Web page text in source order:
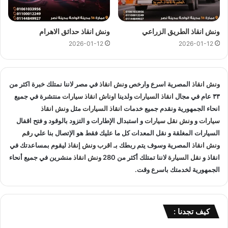
مميزاتونش انقاذ سيارات المصرية :
ونش انقاذ المصرية هو ارخص ونش انقاذ في القاهرة الجديدة
اسرع ونش انقاذ في القاهرة الجديدةواقرب ونش انقاذ في القاهرة
في مجال انقاذ السيارات و متخصصون فيانقاذ السياراتو لدينا
اسطولسيارات انقاذمنتشرة في القاهرة الجديدة و المناطق
المجاوره واوناش انقاذفي جميع انحاء الجمهورية لإنقاذ ونقل
السياراتالمعطلة و سيارات الحوادث.
انقاذ السيارات:
اذا تعطلت سيارتك او تعرضت لحادث سير يمكنك الاتصال بـ ونش
انقاذ المصرية لانقاذ سيارتك ونقلك في الحال فنحن حريصين علي
جر السياراتاونقل السيارات.
تغيير الاطارات :
ونش انقاذ الطريق الزراعي
2026-01-12
ونش انقاذ حدائق الاهرام
2026-01-12
ونش انقاذ المصرية اسرع وارخص ونش انقاذفي مصر لاننا نمتلك خبرة اكثر من
٣٣ عام في مجال
انقاذ السياراتولدينا اوناش انقاذ سياراتمنتشرة في جميع
انحاء الجمهورية ونقدم جميع خدمات انقاذ السياراتمثل ونش انقاذ
سياراتو ونش نقل سياراتو استبدال الإطارات و التزود بالوقود و فتح اقفال
السيارات المغلقة و نقل المعدات كل ما عليك فقط هو الإتصال بنا عليرقم
ونش انقاذ المصرية وسوف يتم ربطك بـ اقرب ونش إنقاذليقوم بمساعدتك في
انقاذ و نقل السيارة لاننا تمتلك أكثر من 280 ونش انقاذمنشرين في جميع أنحاء
الجمهورية لخدمتك باسرع وقت.
كيف تجدنا :